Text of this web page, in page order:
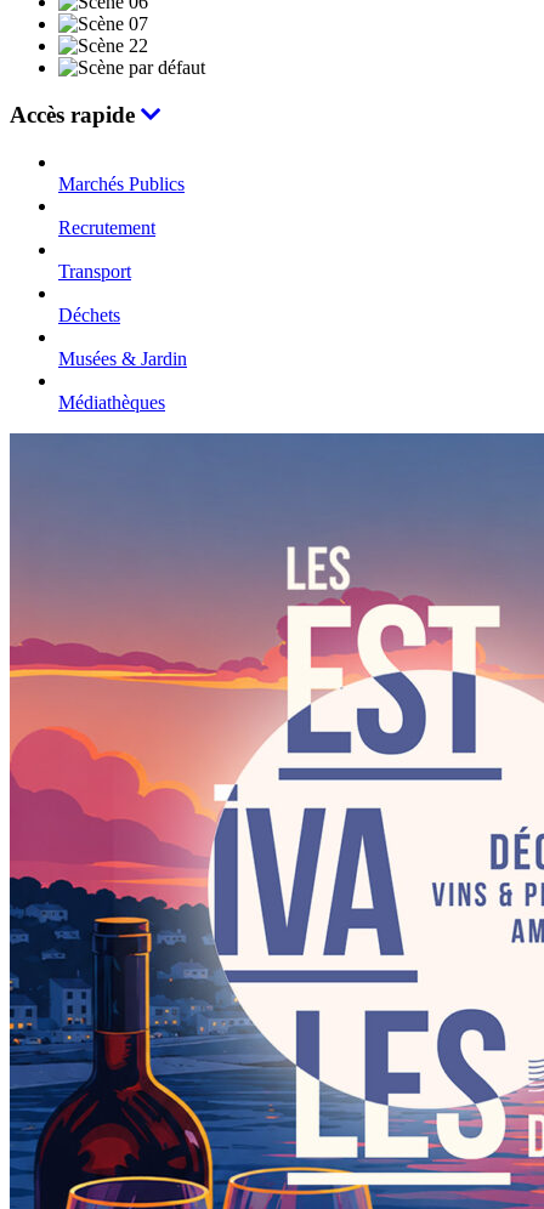
Accès rapide
Marchés Publics
Recrutement
Transport
Déchets
Musées & Jardin
Médiathèques